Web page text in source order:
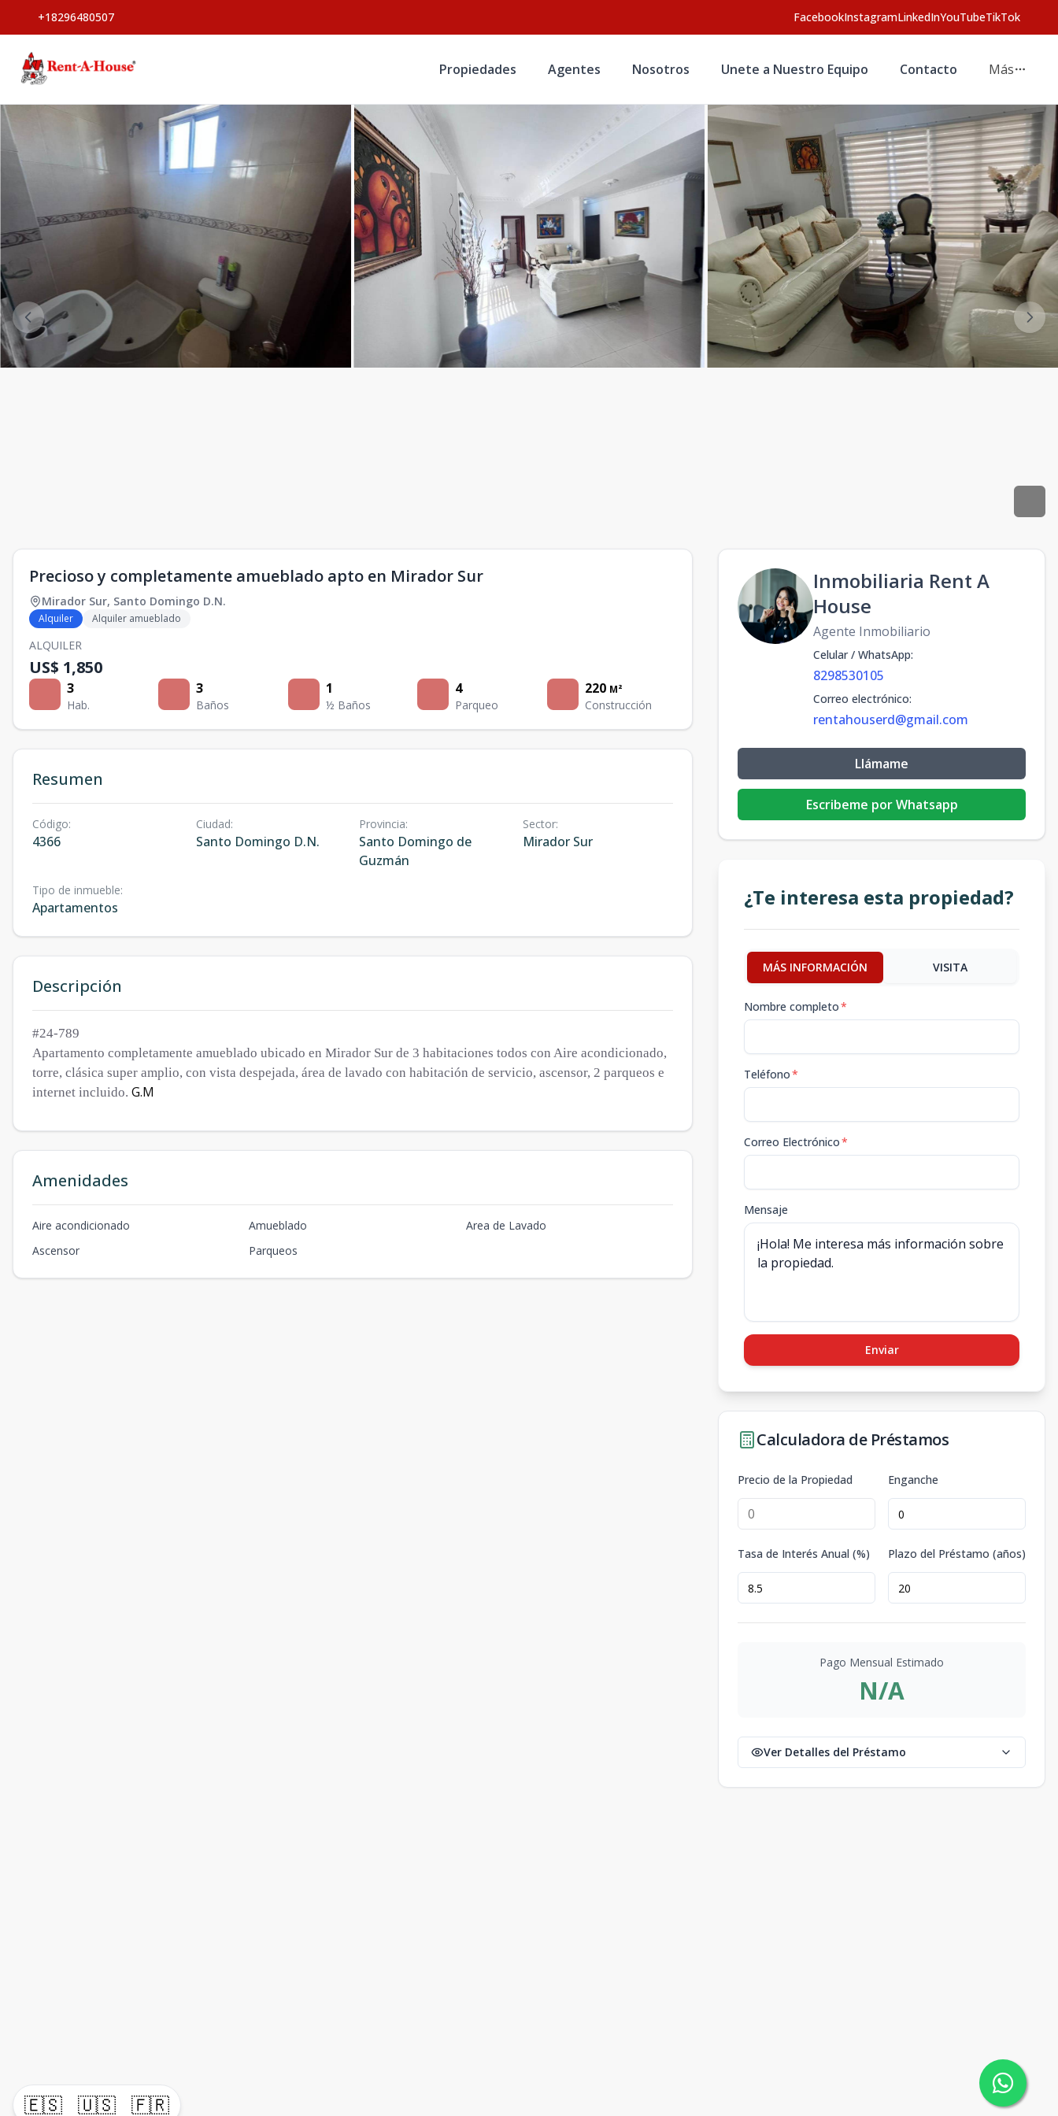
🇪🇸 🇺🇸 🇫🇷
+18296480507 FacebookInstagramLinkedInYouTubeTikTok
Propiedades Agentes Nosotros Unete a Nuestro Equipo Contacto Más
Precioso y completamente amueblado apto en Mirador Sur
Mirador Sur, Santo Domingo D.N.
Alquiler Alquiler amueblado
ALQUILER
US$ 1,850
3
Hab.
3
Baños
1
½ Baños
4
Parqueo
220 M²
Construcción
Resumen
Código:
4366
Ciudad:
Santo Domingo D.N.
Provincia:
Santo Domingo de
Guzmán
Sector:
Mirador Sur
Tipo de inmueble:
Apartamentos
Descripción
#24-789
Apartamento completamente amueblado ubicado en Mirador Sur de 3 habitaciones todos con Aire acondicionado,
torre, clásica super amplio, con vista despejada, área de lavado con habitación de servicio, ascensor, 2 parqueos e
internet incluido. G.M
Amenidades
Aire acondicionado Amueblado
Area de Lavado
Ascensor
Parqueos
Inmobiliaria Rent A
House
Agente Inmobiliario
Celular / WhatsApp:
8298530105
Correo electrónico:
rentahouserd@gmail.com
Llámame
Escribeme por Whatsapp
¿Te interesa esta propiedad?
MÁS INFORMACIÓN VISITA
Nombre completo*
Teléfono*
Correo Electrónico*
Mensaje
Enviar
Calculadora de Préstamos
Precio de la Propiedad Enganche
Tasa de Interés Anual (%) Plazo del Préstamo (años)
Pago Mensual Estimado
N/A
Ver Detalles del Préstamo